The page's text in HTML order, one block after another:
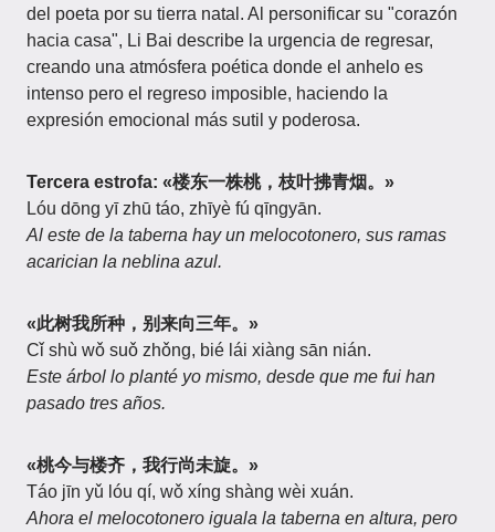
del poeta por su tierra natal. Al personificar su "corazón
hacia casa", Li Bai describe la urgencia de regresar,
creando una atmósfera poética donde el anhelo es
intenso pero el regreso imposible, haciendo la
expresión emocional más sutil y poderosa.
Tercera estrofa: «楼东一株桃，枝叶拂青烟。»
Lóu dōng yī zhū táo, zhīyè fú qīngyān.
Al este de la taberna hay un melocotonero, sus ramas
acarician la neblina azul.
«此树我所种，别来向三年。»
Cǐ shù wǒ suǒ zhǒng, bié lái xiàng sān nián.
Este árbol lo planté yo mismo, desde que me fui han
pasado tres años.
«桃今与楼齐，我行尚未旋。»
Táo jīn yǔ lóu qí, wǒ xíng shàng wèi xuán.
Ahora el melocotonero iguala la taberna en altura, pero